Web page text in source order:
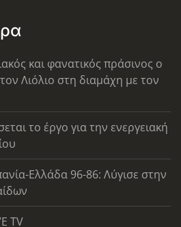
και φανατικός πράσινος ο
Λιόλιο στη διαμάχη με τον
το έργο για την ενεργειακή
Ελλάδα 96-86: Λύγισε στην
TV